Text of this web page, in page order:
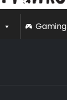
Gaming